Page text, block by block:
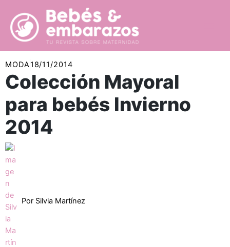
contenido
MODA18/11/2014
Colección Mayoral
para bebés Invierno
2014
Por Silvia Martínez